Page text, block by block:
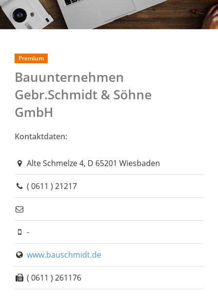
Bauunternehmen
Gebr.Schmidt & Söhne
GmbH
Premium
Kontaktdaten:
Alte Schmelze 4, D 65201 Wiesbaden
( 0611 ) 21217
-
www.bauschmidt.de
( 0611 ) 261176